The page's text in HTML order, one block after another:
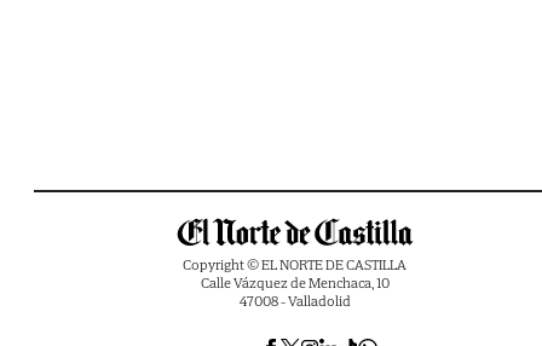
Copyright © EL NORTE DE CASTILLA
Calle Vázquez de Menchaca, 10
47008 - Valladolid